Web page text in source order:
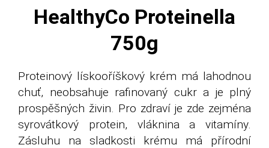
HealthyCo Proteinella
750g
Proteinový lískooříškový krém má lahodnou
chuť, neobsahuje rafinovaný cukr a je plný
prospěšných živin. Pro zdraví je zde zejména
syrovátkový protein, vláknina a vitamíny.
Zásluhu na sladkosti krému má přírodní